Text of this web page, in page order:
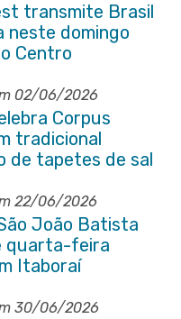
transmite Brasil
neste domingo
Centro
02/06/2026
Corpus
tradicional
de tapetes de sal
religiosa na
de Maio
22/06/2026
João Batista
quarta-feira
Itaboraí
30/06/2026